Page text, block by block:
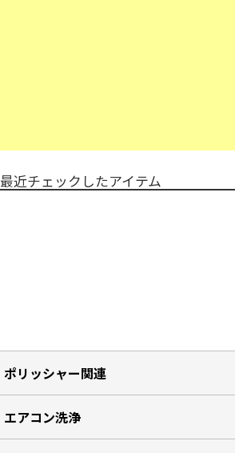
最近チェックしたアイテム
ポリッシャー関連
エアコン洗浄